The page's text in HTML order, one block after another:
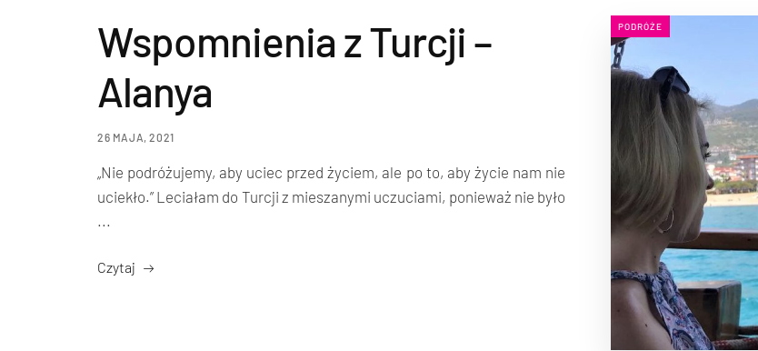
PODRÓŻE
Wspomnienia z Turcji –
Alanya
26 MAJA, 2021
„Nie podróżujemy, aby uciec przed życiem, ale po to, aby życie nam nie
uciekło.” Leciałam do Turcji z mieszanymi uczuciami, ponieważ nie było
...
Czytaj